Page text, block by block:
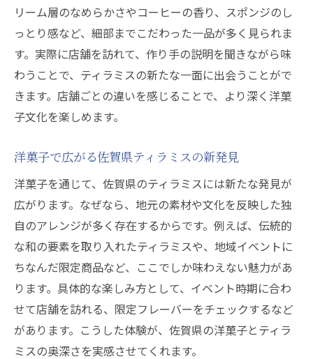
リーム層のなめらかさやコーヒーの香り、スポンジのし
っとり感など、細部までこだわった一品が多く見られま
す。実際に店舗を訪れて、作り手の説明を聞きながら味
わうことで、ティラミスの新たな一面に出会うことがで
きます。店舗ごとの違いを感じることで、より深く洋菓
子文化を楽しめます。
洋菓子で広がる佐賀県ティラミスの新発見
洋菓子を通じて、佐賀県のティラミスには新たな発見が
広がります。なぜなら、地元の素材や文化を反映した独
自のアレンジが多く存在するからです。例えば、伝統的
な和の要素を取り入れたティラミスや、地域イベントに
ちなんだ限定商品など、ここでしか味わえない魅力があ
ります。具体的な楽しみ方として、イベント時期に合わ
せて店舗を訪れる、限定フレーバーをチェックするなど
があります。こうした体験が、佐賀県の洋菓子とティラ
ミスの奥深さを実感させてくれます。